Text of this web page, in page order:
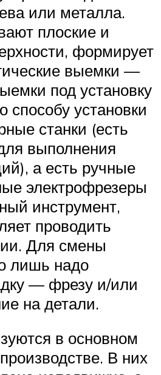
или металла.
плоские и
формирует
выемки —
под установку
способу установки
станки (есть
выполнения
а есть ручные
электрофрезеры
инструмент,
проводить
Для смены
лишь надо
— фрезу и/или
на детали.
в основном
В них